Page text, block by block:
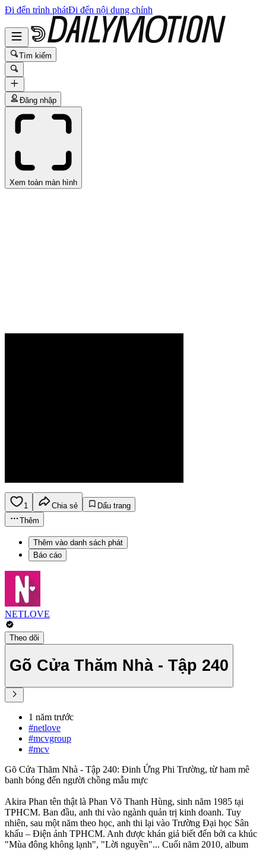
Đi đến trình phátĐi đến nội dung chính
Tìm kiếm
Đăng nhập
Xem toàn màn hình
1 Chia sẻ
Dấu trang
Thêm
Thêm vào danh sách phát
Báo cáo
NETLOVE
Theo dõi
Gõ Cửa Thăm Nhà - Tập 240
1 năm trước
#netlove
#mcvgroup
#mcv
Gõ Cửa Thăm Nhà - Tập 240: Đinh Ứng Phi Trường, từ ham mê
banh bóng đến người chồng mẫu mực
Akira Phan tên thật là Phan Võ Thanh Hùng, sinh năm 1985 tại
TPHCM. Ban đầu, anh thi vào ngành quản trị kinh doanh. Tuy
nhiên, sau một năm theo học, anh thi lại vào Trường Đại học Sân
khấu – Điện ảnh TPHCM. Anh được khán giả biết đến bởi ca khúc
"Mùa đông không lạnh", "Lời nguyền"... Cuối năm 2010, album